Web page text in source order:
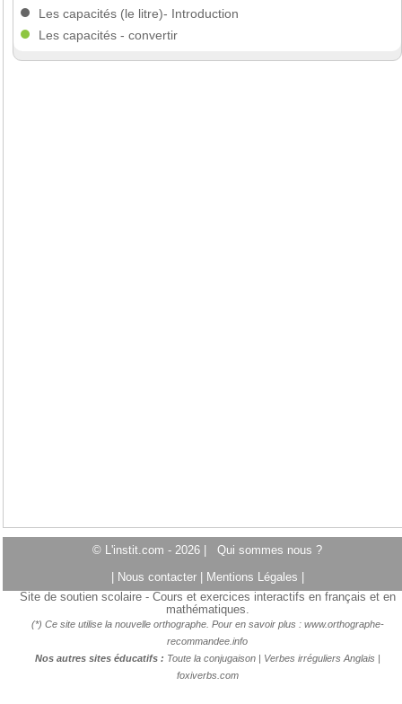
Les capacités (le litre)- Introduction
Les capacités - convertir
© L'instit.com - 2026 | Qui sommes nous ?
Nous contacter Mentions Légales
Site de soutien scolaire - Cours et exercices interactifs en français et en
mathématiques.
(*) Ce site utilise la nouvelle orthographe. Pour en savoir plus : www.orthographe-
recommandee.info
Nos autres sites éducatifs : Toute la conjugaison| Verbes irréguliers Anglais |
foxiverbs.com